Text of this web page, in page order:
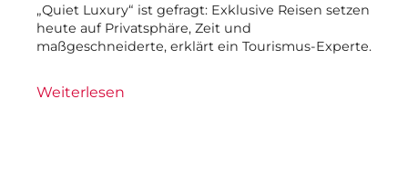
„Quiet Luxury“ ist gefragt: Exklusive Reisen setzen
heute auf Privatsphäre, Zeit und
maßgeschneiderte, erklärt ein Tourismus-Experte.
Weiterlesen